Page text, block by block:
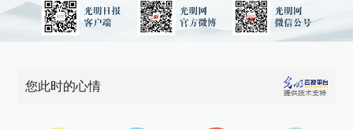
您此时的心情